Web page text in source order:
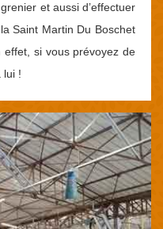
et aussi d’effectuer
Saint Martin Du Boschet
si vous prévoyez de
lui !